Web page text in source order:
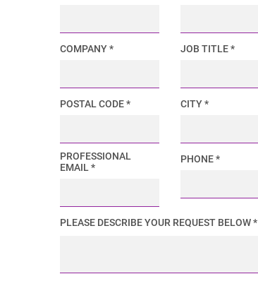
COMPANY * JOB TITLE *
POSTAL CODE * CITY *
PROFESSIONAL
EMAIL *
PHONE *
PLEASE DESCRIBE YOUR REQUEST BELOW *